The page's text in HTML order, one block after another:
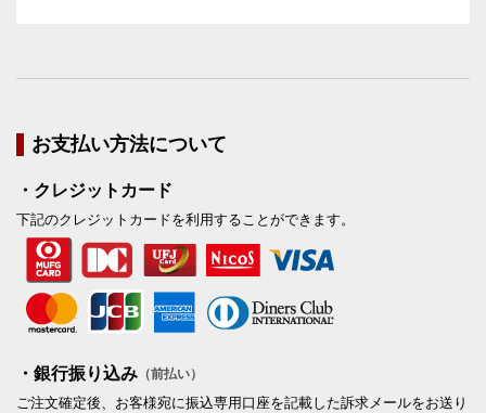
お支払い方法について
・クレジットカード
下記のクレジットカードを利用することができます。
・銀行振り込み （前払い）
ご注文確定後、お客様宛に振込専用口座を記載した訴求メールをお送り